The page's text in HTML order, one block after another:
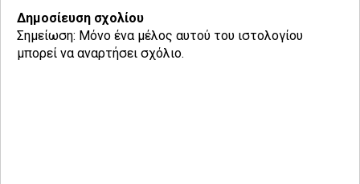
Δημοσίευση σχολίου
Σημείωση: Μόνο ένα μέλος αυτού του ιστολογίου
μπορεί να αναρτήσει σχόλιο.